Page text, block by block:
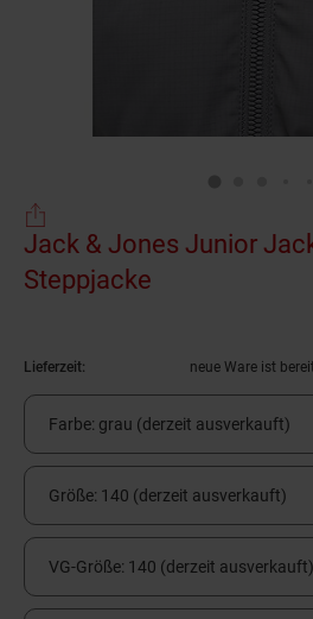
Jack & Jones Junior
Steppjacke
Lieferzeit: neue Ware ist
Farbe: grau (derzeit ausverkauft)
Größe: 140 (derzeit ausverkauft)
VG-Größe: 140 (derzeit ausverkauft)